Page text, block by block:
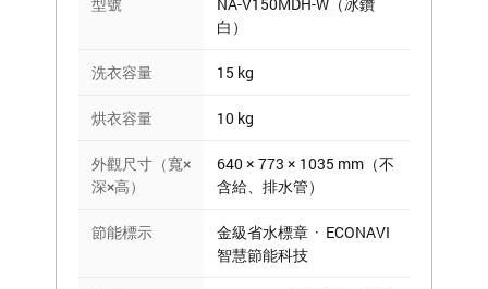
白）
洗衣容量 15 kg
烘衣容量 10 kg
外觀尺寸（寬×
深×高）
640 × 773 × 1035 mm（不
含給、排水管）
節能標示
金級省水標章 · ECONAVI
智慧節能科技